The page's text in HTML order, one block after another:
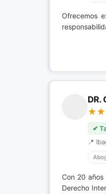
Ofrecemos
DR.
✔
📍
Con 20
Derecho